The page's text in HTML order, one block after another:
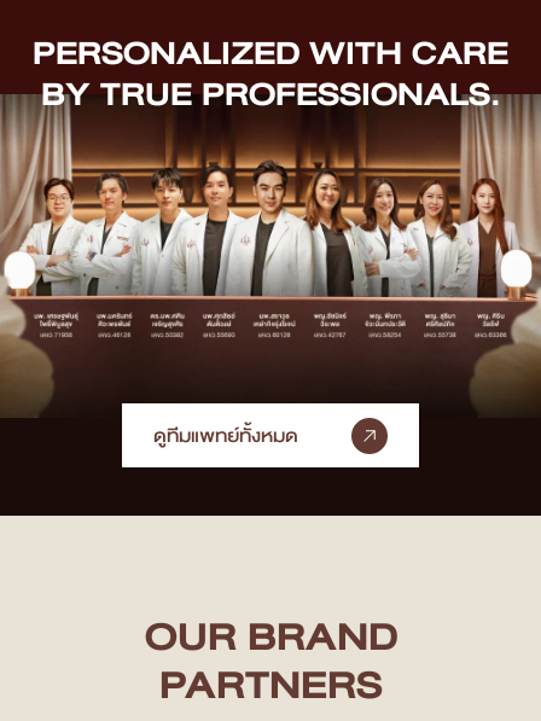
PERSONALIZED WITH CARE
BY TRUE PROFESSIONALS.
ดูทีมแพทย์ทั้งหมด
OUR BRAND
PARTNERS